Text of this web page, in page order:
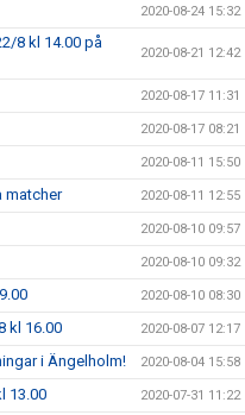
2020-08-24 15:32
8 kl 14.00 på
2020-08-21 12:42
2020-08-17 11:31
2020-08-17 08:21
2020-08-11 15:50
matcher 2020-08-11 12:55
2020-08-10 09:57
2020-08-10 09:32
2020-08-10 08:30
kl 16.00 2020-08-07 12:17
i Ängelholm! 2020-08-04 15:58
13.00 2020-07-31 11:22